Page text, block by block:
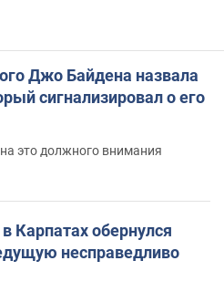
Джо Байдена назвала
сигнализировал о его
это должного внимания
Карпатах обернулся
несправедливо